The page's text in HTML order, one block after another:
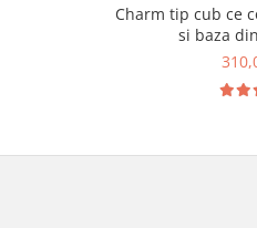
Charm tip cub ce
si baza